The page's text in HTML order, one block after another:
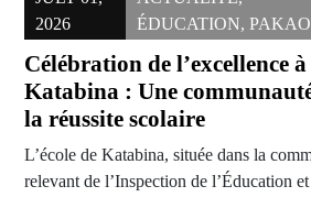
2026
ÉDUCATION, PAKAO
Célébration de l’excellence à
Katabina : Une
la réussite scolaire
L’école de Katabina, située dans la
relevant de l’Inspection de l’Éducation